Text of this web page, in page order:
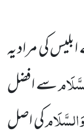
کی مراد یہ
سے افضل
کی اصل